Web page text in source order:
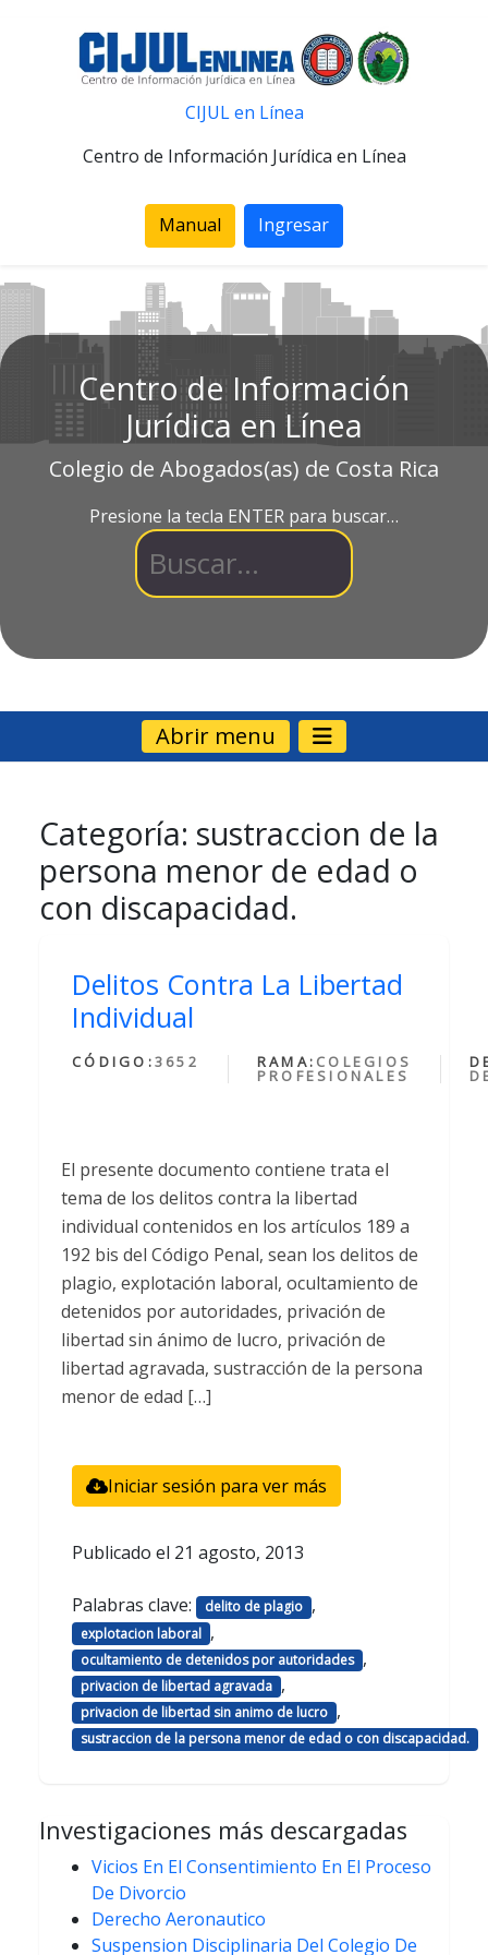
CIJUL en Línea
Centro de Información Jurídica en Línea
Manual Ingresar
Centro de Información
Jurídica en Línea
Colegio de Abogados(as) de Costa Rica
Presione la tecla ENTER para buscar…
Abrir menu
Categoría: sustraccion de la
persona menor de edad o
con discapacidad.
Delitos Contra La Libertad
Individual
CÓDIGO:3652 RAMA: COLEGIOS
PROFESIONALES
El presente documento contiene trata el
tema de los delitos contra la libertad
individual contenidos en los artículos 189 a
192 bis del Código Penal, sean los delitos de
plagio, explotación laboral, ocultamiento de
detenidos por autoridades, privación de
libertad sin ánimo de lucro, privación de
libertad agravada, sustracción de la persona
menor de edad […]
Iniciar sesión para ver más
Publicado el 21 agosto, 2013
Palabras clave: delito de plagio ,
explotacion laboral ,
ocultamiento de detenidos por autoridades ,
privacion de libertad agravada ,
privacion de libertad sin animo de lucro ,
sustraccion de la persona menor de edad o con discapacidad.
Investigaciones más descargadas
Vicios En El Consentimiento En El Proceso
De Divorcio
Derecho Aeronautico
Suspension Disciplinaria Del Colegio De